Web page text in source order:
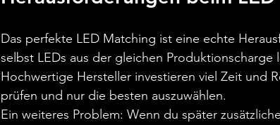
Das perfekte LED Matching ist eine echte
selbst LEDs aus der gleichen
Hochwertige Hersteller investieren viel Zeit und
prüfen und nur die besten auszuwählen.
Ein weiteres Problem: Wenn du später